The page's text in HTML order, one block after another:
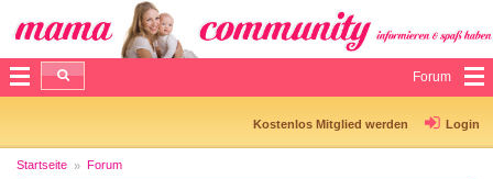
Forum
Kostenlos Mitglied werden Login
Startseite Forum